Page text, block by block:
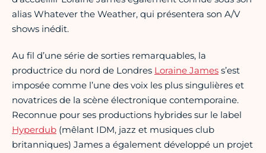
alias Whatever the Weather, qui présentera son A/V
shows inédit.
Au fil d’une série de sorties remarquables, la
productrice du nord de Londres Loraine James s’est
imposée comme l’une des voix les plus singulières et
novatrices de la scène électronique contemporaine.
Reconnue pour ses productions hybrides sur le label
Hyperdub (mêlant IDM, jazz et musiques club
britanniques) James a également développé un projet